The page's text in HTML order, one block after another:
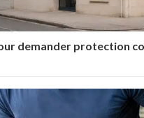
demander protection